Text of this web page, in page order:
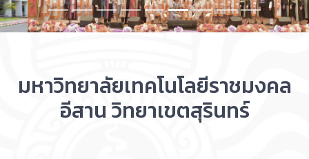
มหาวิทยาลัยเทคโนโลยีราชมงคล
อีสาน วิทยาเขตสุรินทร์